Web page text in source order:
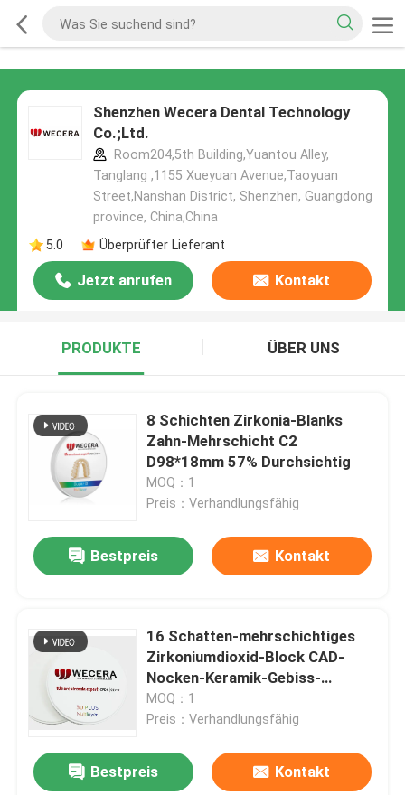
Shenzhen Wecera Dental Technology
Co.;Ltd.
Room204,5th Building,Yuantou Alley,
Tanglang ,1155 Xueyuan Avenue,Taoyuan
Street,Nanshan District, Shenzhen, Guangdong
province, China,China
5.0
Überprüfter Lieferant
Jetzt anrufen Kontakt
PRODUKTE ÜBER UNS
8 Schichten Zirkonia-Blanks
Zahn-Mehrschicht C2
D98*18mm 57% Durchsichtig
MOQ：1
Preis：Verhandlungsfähig
Bestpreis Kontakt
16 Schatten-mehrschichtiges
Zirkoniumdioxid-Block CAD-
Nocken-Keramik-Gebiss-
Material
MOQ：1
Preis：Verhandlungsfähig
Bestpreis Kontakt